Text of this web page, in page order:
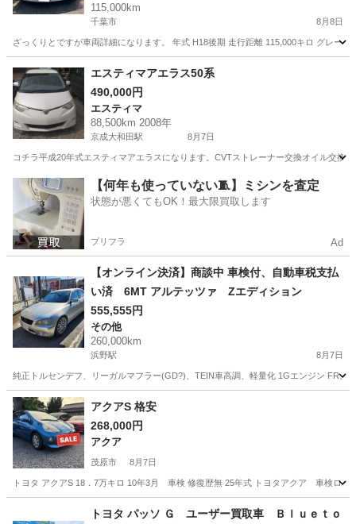
115,000km
千葉市 8月8日
ざっくりとですが車両詳細になります。 年式 H18後期 走行距離 115,000キロ グレー
千葉 千葉市 車両
エスティマアエラス50系
490,000円
エスティマ
88,500km 2008年
京成大和田駅 8月7日
コチラ平成20年式エスティマアエラスになります。CVTストレーナー交換オイル交
千葉 八千代市 京成大和田駅 エスティマ
【何年も使っていない🧵】ミシンを査定
状態が悪くてもOK！最大限買取します
プリフラ Ad
【オンライン決済】商談中 車検付、自動車税支払
い済 6MT アルテッツァ Zエディション
555,555円
その他
260,000km
浜野駅 8月7日
純正トルセンデフ、リーガルマフラー(GD?)、TEIN車高調、軽量化 1Gエンジン FR
千葉 千葉市 浜野駅 その他
アクアS 格安
268,000円
アクア
茂原市 8月7日
トヨタ アクアS 18．7万キロ 10年3月 車検 修復歴無 25年式 トヨタアクア 車検ロ
アクア
トヨタ パッソ Ｇ ユーザー買取車 Ｂｌｕｅｔｏ